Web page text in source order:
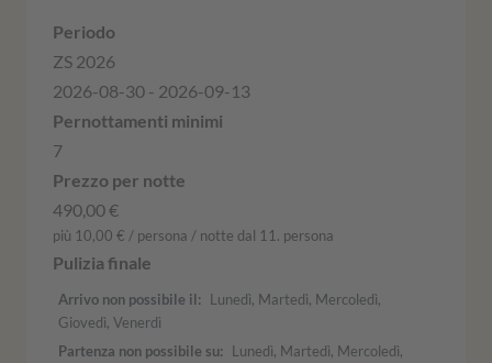
ZS 2026
2026-08-30 - 2026-09-13
7
490,00 €
più 10,00 € / persona / notte dal 11. persona
Arrivo non possibile il
Lunedì, Martedì, Mercoledì,
Giovedì, Venerdì
Partenza non possibile su
Lunedì, Martedì, Mercoledì,